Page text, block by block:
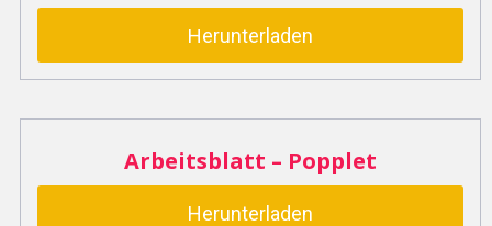
Herunterladen
Arbeitsblatt – Popplet
Herunterladen